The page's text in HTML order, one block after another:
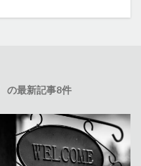
の最新記事8件